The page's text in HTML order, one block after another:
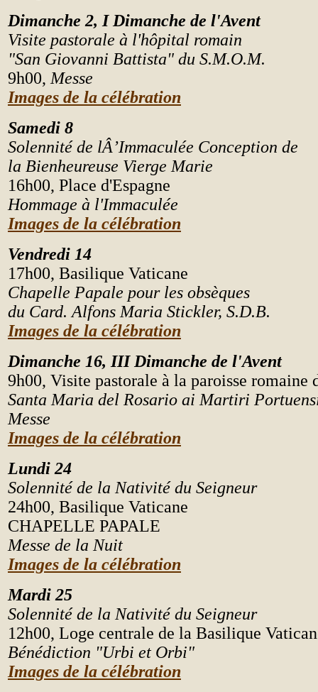
Dimanche 2, I Dimanche de l'Avent
Visite pastorale à l'hôpital romain
"San Giovanni Battista" du S.M.O.M.
9h00, Messe
Images de la célébration
Samedi 8
Solennité de lÂ’Immaculée Conception de
la Bienheureuse Vierge Marie
16h00, Place d'Espagne
Hommage à l'Immaculée
Images de la célébration
Vendredi 14
17h00, Basilique Vaticane
Chapelle Papale pour les obsèques
du Card. Alfons Maria Stickler, S.D.B.
Images de la célébration
Dimanche 16, III Dimanche de l'Avent
9h00, Visite pastorale à la paroisse romaine
Santa Maria del Rosario ai Martiri
Messe
Images de la célébration
Lundi 24
Solennité de la Nativité du Seigneur
24h00, Basilique Vaticane
CHAPELLE PAPALE
Messe de la Nuit
Images de la célébration
Mardi 25
Solennité de la Nativité du Seigneur
12h00, Loge centrale de la Basilique
Bénédiction "Urbi et Orbi"
Images de la célébration